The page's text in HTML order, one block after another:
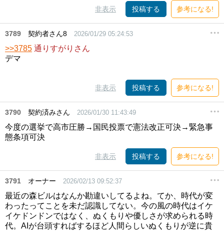
非表示 投稿する 参考になる!
3789 契約者さん8 2026/01/29 05:24:53
>>3785 通りすがりさん
デマ
非表示 投稿する 参考になる!
3790 契約済みさん 2026/01/30 11:43:49
今度の選挙で高市圧勝→国民投票で憲法改正可決→緊急事
態条項可決
非表示 投稿する 参考になる!
3791 オーナー 2026/02/13 09:52:37
最近の森ビルはなんか勘違いしてるよね。てか、時代が変
わったってことを未だ認識してない。今の風の時代はイケ
イケドンドンではなく、ぬくもりや優しさが求められる時
代。AIが台頭すればするほど人間らしいぬくもりが逆に貴